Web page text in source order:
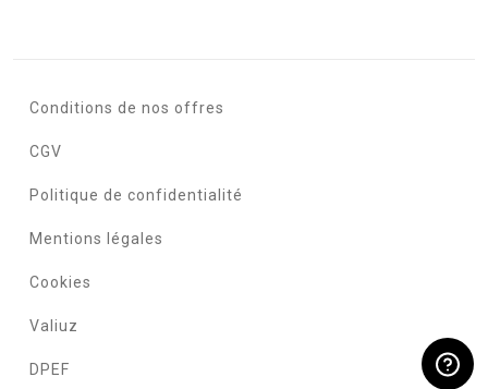
Conditions de nos offres
CGV
Politique de confidentialité
Mentions légales
Cookies
Valiuz
DPEF